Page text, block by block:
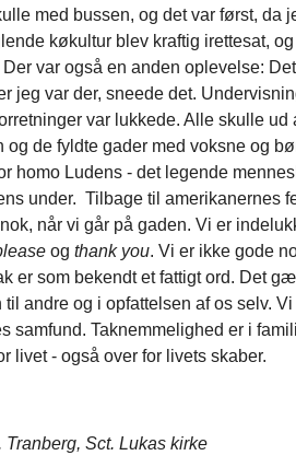
med bussen, og det var først, da
køkultur blev kraftig irettesat,
var også en anden oplevelse:
jeg var der, sneede det.
var lukkede. Alle skulle ud
de fyldte gader med voksne og
homo Ludens - det legende
under. Tilbage til amerikanernes
når vi går på gaden. Vi er
og thank you. Vi er ikke gode
er som bekendt et fattigt ord. Det
andre og i opfattelsen af os selv.
samfund. Taknemmelighed er i
livet - også over for livets skaber.
Sct. Lukas kirke